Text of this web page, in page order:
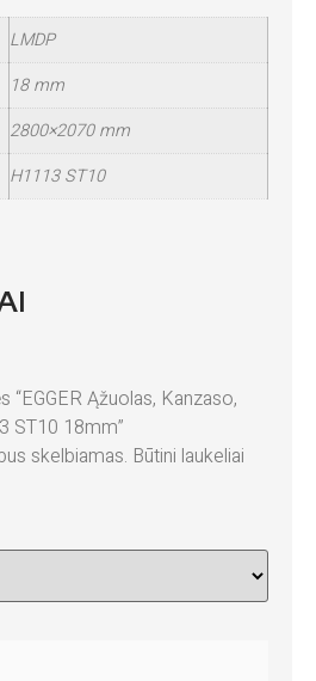
LMDP
18 mm
2800×2070 mm
H1113 ST10
“EGGER Ąžuolas, Kanzaso,
ST10 18mm”
skelbiamas. Būtini laukeliai